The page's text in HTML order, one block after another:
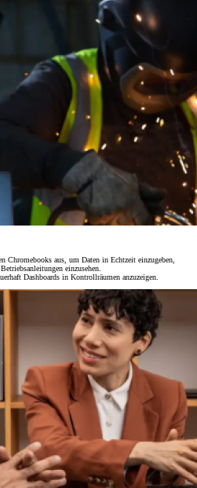
Chromebooks aus, um Daten in Echtzeit einzugeben,
einzusehen.
Dashboards in Kontrollräumen anzuzeigen.